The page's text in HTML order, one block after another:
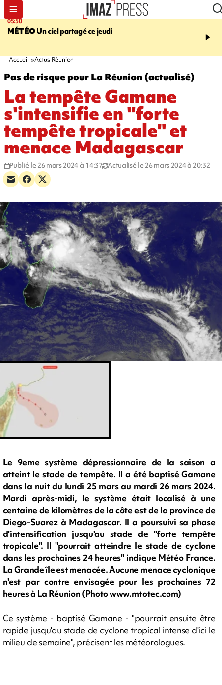
05:50
MÉTÉOUn ciel partagé ce jeudi
08:13
La
Accueil Actus Réunion
Pas de risque pour La Réunion (actualisé)
La tempête Gamane
s'intensifie en "forte
tempête tropicale" et
menace Madagascar
Publié le 26 mars 2024 à 14:37 Actualisé le 26 mars 2024 à 20:32
Le 9eme système dépressionnaire de la saison a
atteint le stade de tempête. Il a été baptisé Gamane
dans la nuit du lundi 25 mars au mardi 26 mars 2024.
Mardi après-midi, le système était localisé à une
centaine de kilomètres de la côte est de la province de
Diego-Suarez à Madagascar. Il a poursuivi sa phase
d'intensification jusqu'au stade de "forte tempête
tropicale". Il "pourrait atteindre le stade de cyclone
dans les prochaines 24 heures" indique Météo France.
La Grande île est menacée. Aucune menace cyclonique
n'est par contre envisagée pour les prochaines 72
heures à La Réunion (Photo www.mtotec.com)
Ce système - baptisé Gamane - "pourrait ensuite être
rapide jusqu'au stade de cyclone tropical intense d'ici le
milieu de semaine", précisent les météorologues.